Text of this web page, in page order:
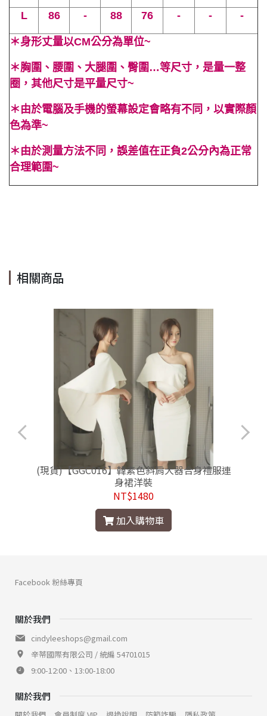
L 86 - 88 76 - - -
＊身形丈量以CM公分為單位~
＊胸圍、腰圍、大腿圍、臀圍…等尺寸，是量一整
圈，其他尺寸是平量尺寸~
＊由於電腦及手機的螢幕設定會略有不同，以實際顏
色為準~
＊由於測量方法不同，誤差值在正負2公分內為正常
合理範圍~
相關商品
(現貨)【GGC016】韓素色斜肩大器合身禮服連
身裙洋裝
NT$1480
加入購物車
關於我們
cindyleeshops@gmail.com
辛蒂國際有限公司 / 統編 54701015
9:00-12:00、13:00-18:00
關於我們
Facebook 粉絲專頁